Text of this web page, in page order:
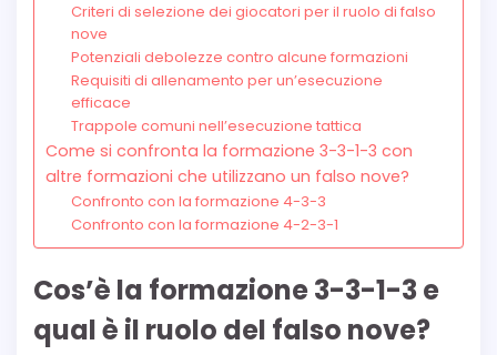
Criteri di selezione dei giocatori per il ruolo di falso
nove
Potenziali debolezze contro alcune formazioni
Requisiti di allenamento per un’esecuzione
efficace
Trappole comuni nell’esecuzione tattica
Come si confronta la formazione 3-3-1-3 con
altre formazioni che utilizzano un falso nove?
Confronto con la formazione 4-3-3
Confronto con la formazione 4-2-3-1
Cos’è la formazione 3-3-1-3 e
qual è il ruolo del falso nove?